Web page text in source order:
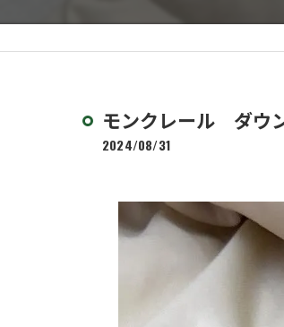
モンクレール ダウ
2024/08/31